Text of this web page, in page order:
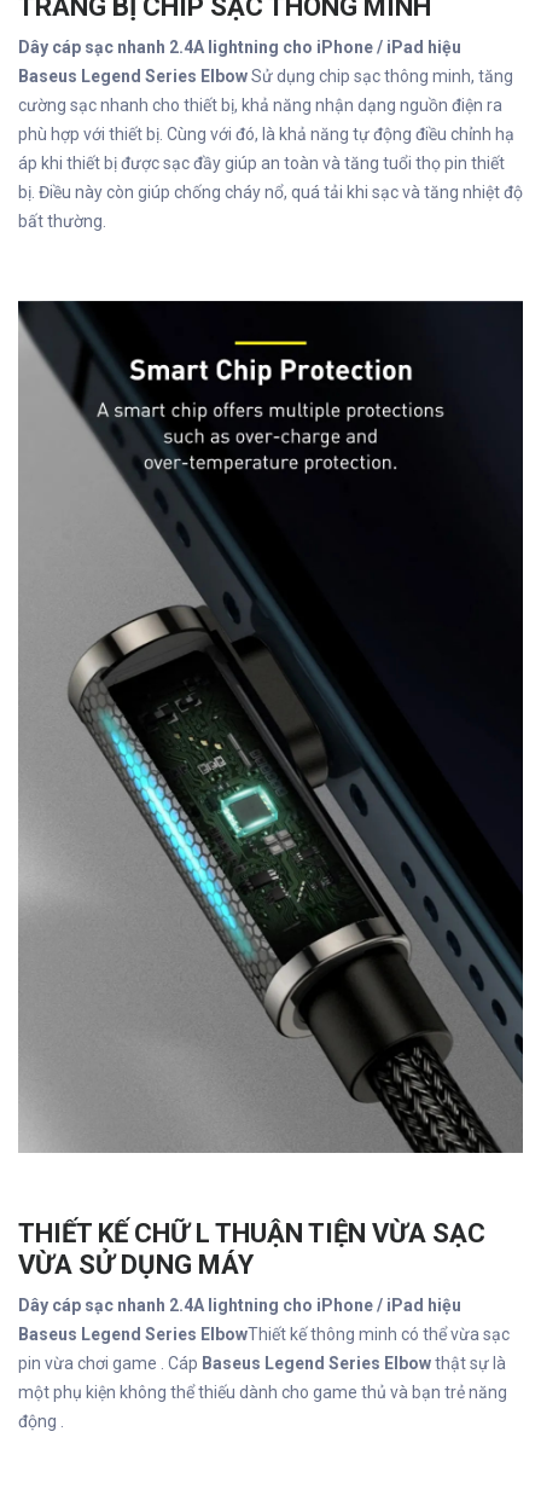
TRANG BỊ CHIP SẠC THÔNG MINH
Dây cáp sạc nhanh 2.4A lightning cho iPhone / iPad hiệu
Baseus Legend Series ElbowSử dụng chip sạc thông minh, tăng
cường sạc nhanh cho thiết bị, khả năng nhận dạng nguồn điện ra
phù hợp với thiết bị. Cùng với đó, là khả năng tự động điều chỉnh hạ
áp khi thiết bị được sạc đầy giúp an toàn và tăng tuổi thọ pin thiết
bị. Điều này còn giúp chống cháy nổ, quá tải khi sạc và tăng nhiệt độ
bất thường.
THIẾT KẾ CHỮ L THUẬN TIỆN VỪA SẠC
VỪA SỬ DỤNG MÁY
Dây cáp sạc nhanh 2.4A lightning cho iPhone / iPad hiệu
Baseus Legend Series ElbowThiết kế thông minh có thể vừa sạc
pin vừa chơi game . Cáp Baseus Legend Series Elbowthật sự là
một phụ kiện không thể thiếu dành cho game thủ và bạn trẻ năng
động .